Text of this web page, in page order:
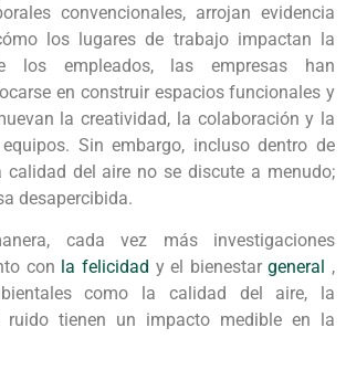
convencionales, arrojan evidencia
los lugares de trabajo impactan la
los empleados, las empresas han
en construir espacios funcionales y
la creatividad, la colaboración y la
Sin embargo, incluso dentro de
calidad del aire no se discute a menudo;
desapercibida.
cada vez más investigaciones
con la felicidad y el bienestargeneral ,
como la calidad del aire, la
ruido tienen un impacto medible en la